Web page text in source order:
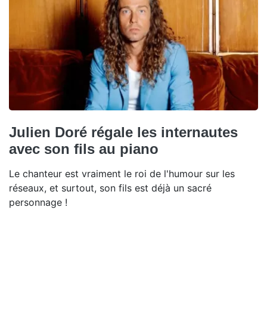
Julien Doré régale les internautes
avec son fils au piano
Le chanteur est vraiment le roi de l'humour sur les
réseaux, et surtout, son fils est déjà un sacré
personnage !